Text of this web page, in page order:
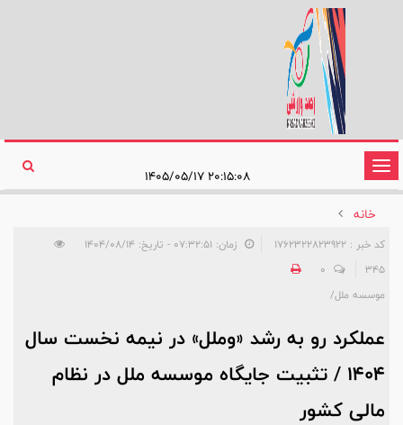
تغییر
وضعیت
ناوبری
خانه
کد خبر : 1762322823922
زمان: ۰۷:۳۲:۵۱ - تاریخ: ۱۴۰۴/۰۸/۱۴
345
0
موسسه ملل/
عملکرد رو به رشد «وملل» در نیمه نخست سال
۱۴۰۴ / تثبیت جایگاه موسسه ملل در نظام
مالی کشور